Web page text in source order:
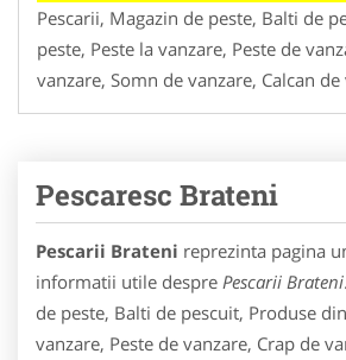
Pescarii, Magazin de peste, Balti de
peste, Peste la vanzare, Peste de
vanzare, Somn de vanzare, Calcan de
Pescaresc Brateni
Pescarii Brateni reprezinta pagina
informatii utile despre Pescarii Brateni
de peste, Balti de pescuit, Produse
vanzare, Peste de vanzare, Crap de